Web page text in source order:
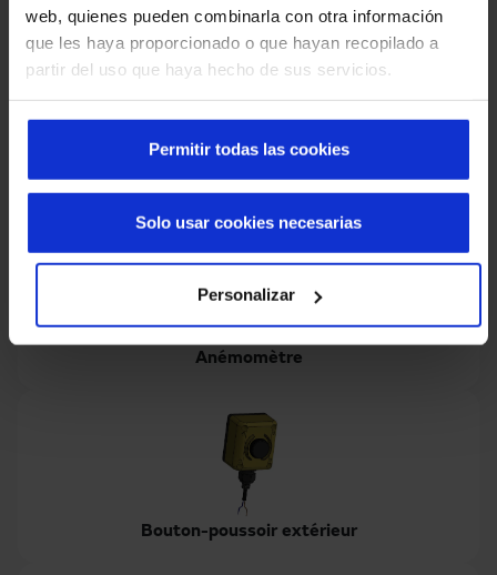
web, quienes pueden combinarla con otra información
que les haya proporcionado o que hayan recopilado a
partir del uso que haya hecho de sus servicios.
Permitir todas las cookies
Personalizar
Solo usar cookies necesarias
Feu clignotant / sonore
Feu de signalisation 2 couleurs
Anémomètre
Bouton-poussoir extérieur